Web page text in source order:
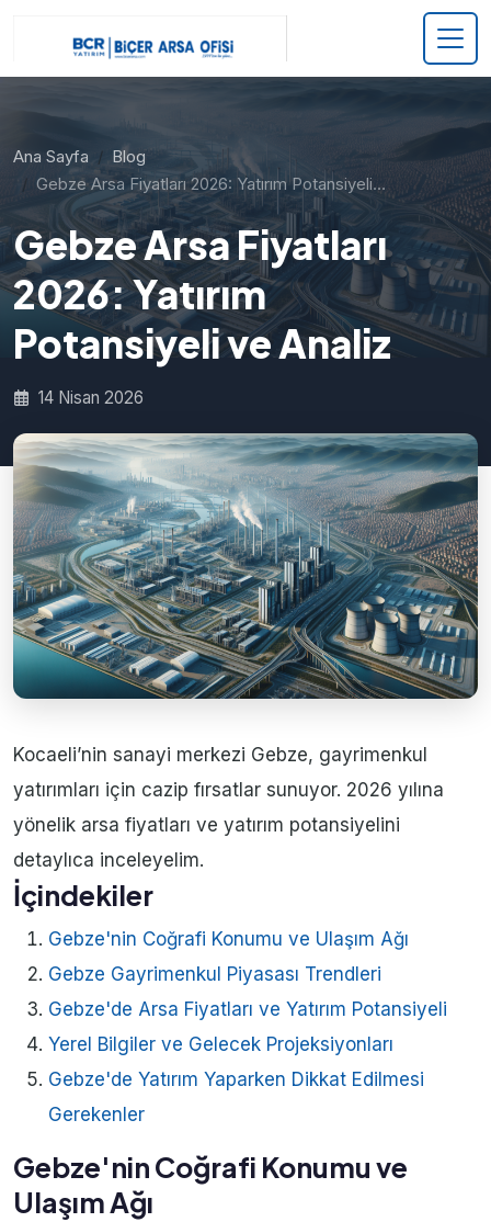
Ana Sayfa
Blog
Gebze Arsa Fiyatları 2026: Yatırım Potansiyeli…
Gebze Arsa Fiyatları
2026: Yatırım
Potansiyeli ve Analiz
14 Nisan 2026
Kocaeli’nin sanayi merkezi Gebze, gayrimenkul
yatırımları için cazip fırsatlar sunuyor. 2026 yılına
yönelik arsa fiyatları ve yatırım potansiyelini
detaylıca inceleyelim.
İçindekiler
Gebze'nin Coğrafi Konumu ve Ulaşım Ağı
Gebze Gayrimenkul Piyasası Trendleri
Gebze'de Arsa Fiyatları ve Yatırım Potansiyeli
Yerel Bilgiler ve Gelecek Projeksiyonları
Gebze'de Yatırım Yaparken Dikkat Edilmesi
Gerekenler
Gebze'nin Coğrafi Konumu ve
Ulaşım Ağı